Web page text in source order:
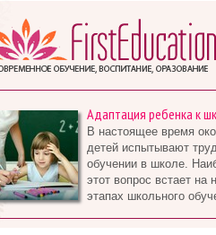
Адаптация ребенка к
В настоящее время
детей испытывают
обучении в школе.
этот вопрос встает на
этапах школьного